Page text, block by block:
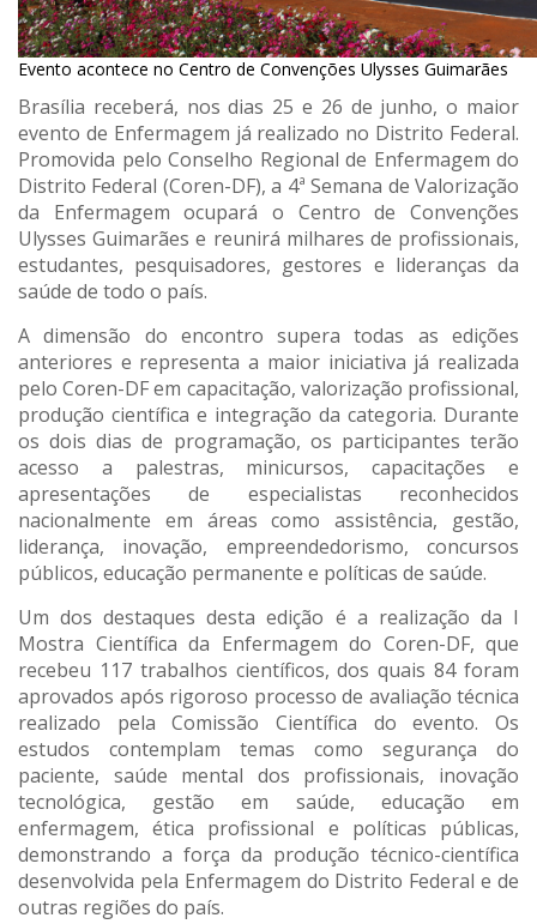
Evento acontece no Centro de Convenções Ulysses Guimarães
Brasília receberá, nos dias 25 e 26 de junho, o maior
evento de Enfermagem já realizado no Distrito Federal.
Promovida pelo Conselho Regional de Enfermagem do
Distrito Federal (Coren-DF), a 4ª Semana de Valorização
da Enfermagem ocupará o Centro de Convenções
Ulysses Guimarães e reunirá milhares de profissionais,
estudantes, pesquisadores, gestores e lideranças da
saúde de todo o país.
A dimensão do encontro supera todas as edições
anteriores e representa a maior iniciativa já realizada
pelo Coren-DF em capacitação, valorização profissional,
produção científica e integração da categoria. Durante
os dois dias de programação, os participantes terão
acesso a palestras, minicursos, capacitações e
apresentações de especialistas reconhecidos
nacionalmente em áreas como assistência, gestão,
liderança, inovação, empreendedorismo, concursos
públicos, educação permanente e políticas de saúde.
Um dos destaques desta edição é a realização da I
Mostra Científica da Enfermagem do Coren-DF, que
recebeu 117 trabalhos científicos, dos quais 84 foram
aprovados após rigoroso processo de avaliação técnica
realizado pela Comissão Científica do evento. Os
estudos contemplam temas como segurança do
paciente, saúde mental dos profissionais, inovação
tecnológica, gestão em saúde, educação em
enfermagem, ética profissional e políticas públicas,
demonstrando a força da produção técnico-científica
desenvolvida pela Enfermagem do Distrito Federal e de
outras regiões do país.